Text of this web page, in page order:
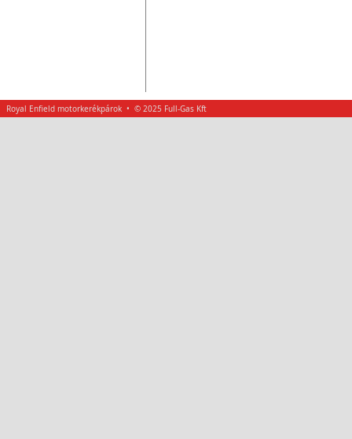
Royal Enfield motorkerékpárok • © 2025 Full-Gas Kft